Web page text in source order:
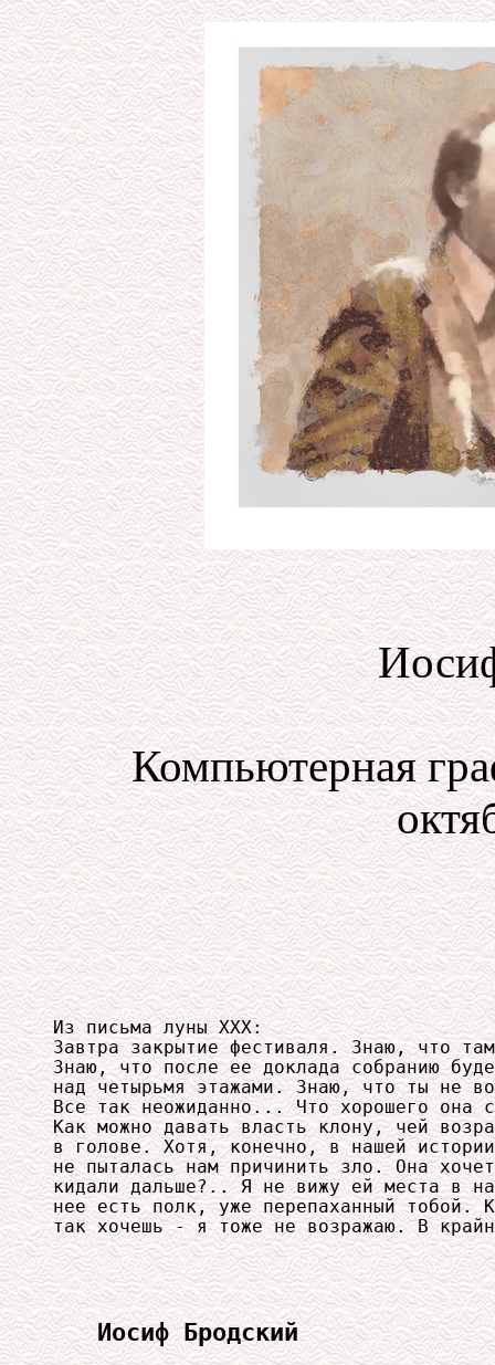
Компьютерная
Из письма луны ХХХ:
Завтра закрытие фестиваля. Знаю, что
Знаю, что после ее доклада собранию
над четырьмя этажами. Знаю, что ты не
Все так неожиданно... Что хорошего она
Как можно давать власть клону, чей
в голове. Хотя, конечно, в нашей
не пыталась нам причинить зло. Она
кидали дальше?.. Я не вижу ей места в
нее есть полк, уже перепаханный тобой.
так хочешь - я тоже не возражаю. В
Иосиф Бродский